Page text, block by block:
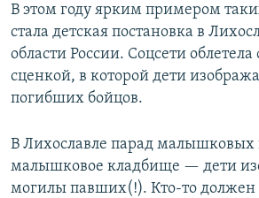
В этом году ярким примером
стала детская постановка в
области России. Соцсети облетела
сценкой, в которой дети
погибших бойцов.
В Лихославле парад малышковых
малышковое кладбище — дети
могилы павших(!). Кто-то должен